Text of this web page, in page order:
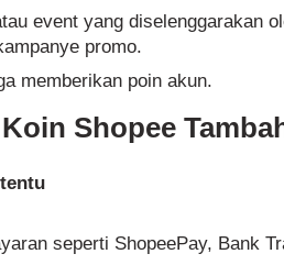
event yang diselenggarakan
promo.
memberikan poin akun.
Shopee
seperti ShopeePay, Bank